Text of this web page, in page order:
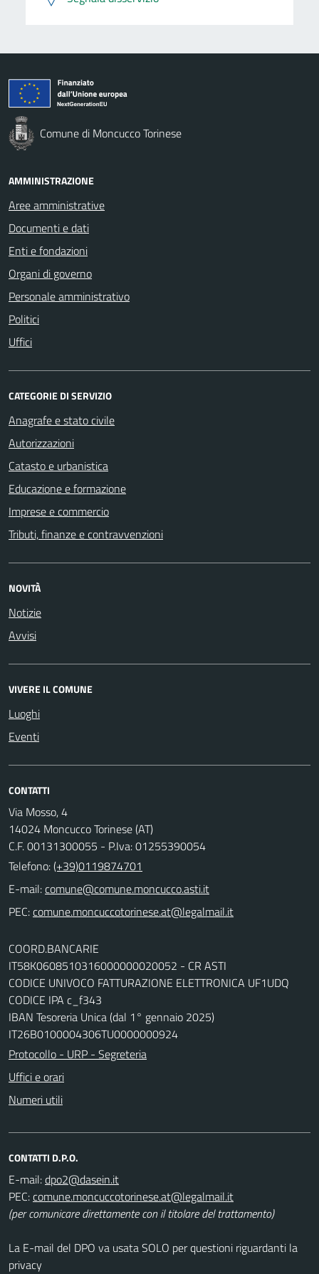
Comune di Moncucco Torinese
AMMINISTRAZIONE
Aree amministrative
Documenti e dati
Enti e fondazioni
Organi di governo
Personale amministrativo
Politici
Uffici
CATEGORIE DI SERVIZIO
Anagrafe e stato civile
Autorizzazioni
Catasto e urbanistica
Educazione e formazione
Imprese e commercio
Tributi, finanze e contravvenzioni
NOVITÀ
Notizie
Avvisi
VIVERE IL COMUNE
Luoghi
Eventi
CONTATTI
Via Mosso, 4
14024 Moncucco Torinese (AT)
C.F. 00131300055 - P.Iva: 01255390054
Telefono:(+39)0119874701
E-mail:comune@comune.moncucco.asti.it
PEC:comune.moncuccotorinese.at@legalmail.it
COORD.BANCARIE
IT58K0608510316000000020052 - CR ASTI
CODICE UNIVOCO FATTURAZIONE ELETTRONICA UF1UDQ
CODICE IPA c_f343
IBAN Tesoreria Unica (dal 1° gennaio 2025)
IT26B0100004306TU0000000924
Protocollo - URP - Segreteria
Uffici e orari
Numeri utili
CONTATTI D.P.O.
E-mail:dpo2@dasein.it
PEC:comune.moncuccotorinese.at@legalmail.it
(per comunicare direttamente con il titolare del trattamento)
La E-mail del DPO va usata SOLO per questioni riguardanti la
privacy